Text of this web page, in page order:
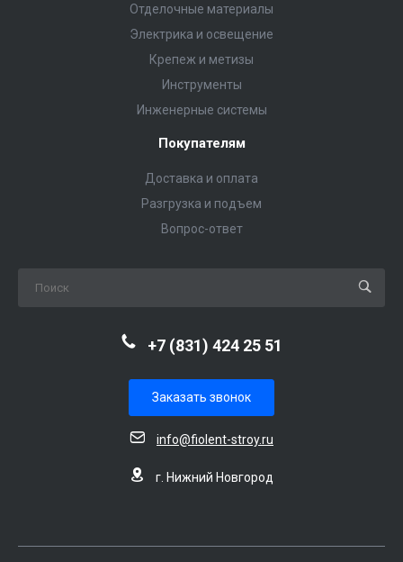
Отделочные материалы
Электрика и освещение
Крепеж и метизы
Инструменты
Инженерные системы
Покупателям
Доставка и оплата
Разгрузка и подъем
Вопрос-ответ
+7 (831) 424 25 51
Заказать звонок
info@fiolent-stroy.ru
г. Нижний Новгород